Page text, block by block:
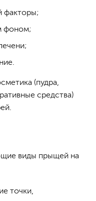
факторы;
фоном;
(пудра,
средства)
виды прыщей на
точки,